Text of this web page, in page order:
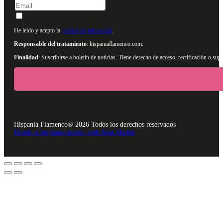
He leído y acepto la política de privacidad
Responsable del tratamiento: hispaniaflamenco.com.
Finalidad: Suscribirse a boletín de noticias. Tiene derecho de acceso, rectificación o
Hispania Flamenco® 2026 Todos los derechos reservados
Diseño e implementación web Alan Martín